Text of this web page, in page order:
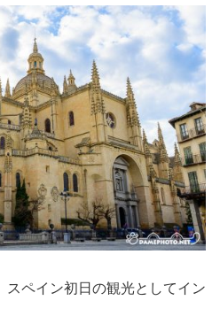
スペイン初日の観光としてイン